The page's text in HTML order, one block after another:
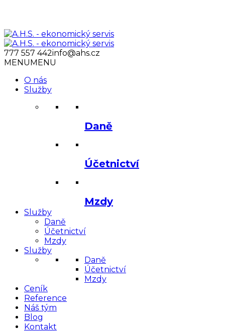
777 557 442info@ahs.cz
MENUMENU
O nás
Služby
Daně
Účetnictví
Mzdy
Služby
Daně
Účetnictví
Mzdy
Služby
Daně
Účetnictví
Mzdy
Ceník
Reference
Náš tým
Blog
Kontakt